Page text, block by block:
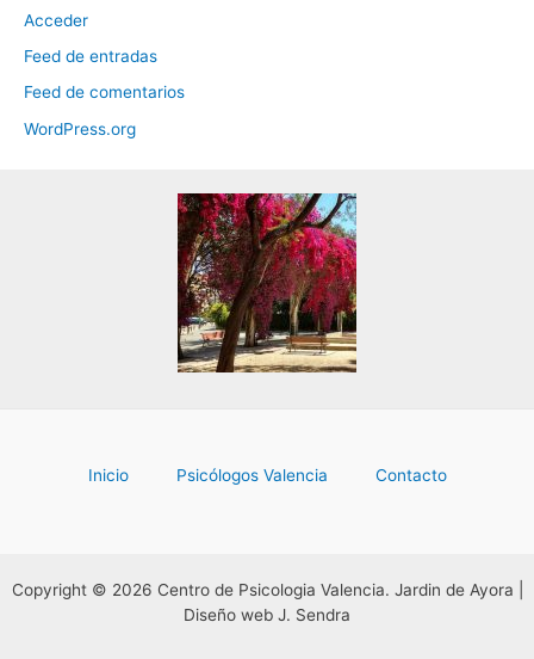
Acceder
Feed de entradas
Feed de comentarios
WordPress.org
Inicio Psicólogos Valencia Contacto
Copyright © 2026 Centro de Psicologia Valencia. Jardin de Ayora |
Diseño web J. Sendra